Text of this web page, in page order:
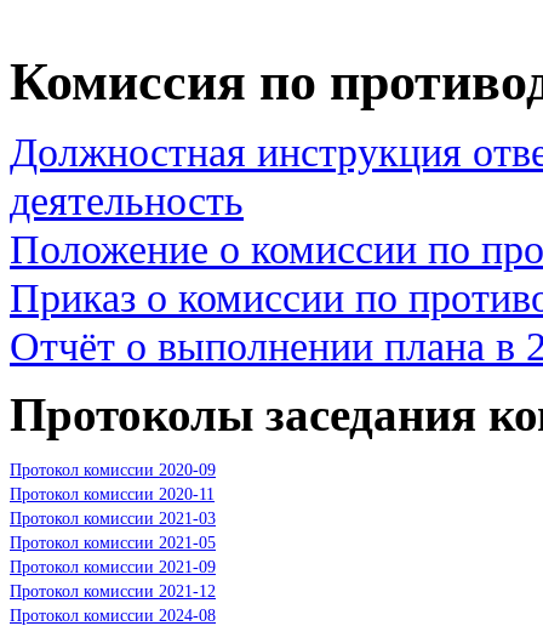
Комиссия по
Должностная инструкция
деятельность
Положение о комиссии по
Приказ о комиссии по
Отчёт о выполнении плана в
Протоколы заседания
Протокол комиссии 2020-09
Протокол комиссии 2020-11
Протокол комиссии 2021-03
Протокол комиссии 2021-05
Протокол комиссии 2021-09
Протокол комиссии 2021-12
Протокол комиссии 2024-08